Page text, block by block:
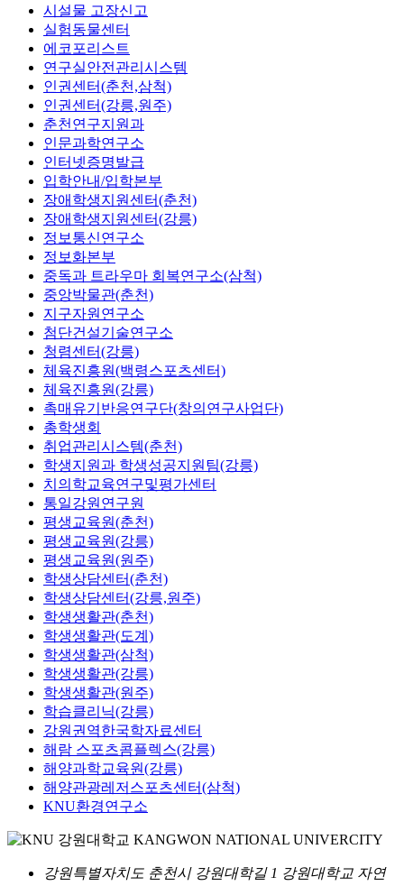
시설물 고장신고
실험동물센터
에코포리스트
연구실안전관리시스템
인권센터(춘천,삼척)
인권센터(강릉,원주)
춘천연구지원과
인문과학연구소
인터넷증명발급
입학안내/입학본부
장애학생지원센터(춘천)
장애학생지원센터(강릉)
정보통신연구소
정보화본부
중독과 트라우마 회복연구소(삼척)
중앙박물관(춘천)
지구자원연구소
첨단건설기술연구소
청렴센터(강릉)
체육진흥원(백령스포츠센터)
체육진흥원(강릉)
촉매유기반응연구단(창의연구사업단)
총학생회
취업관리시스템(춘천)
학생지원과 학생성공지원팀(강릉)
치의학교육연구및평가센터
통일강원연구원
평생교육원(춘천)
평생교육원(강릉)
평생교육원(원주)
학생상담센터(춘천)
학생상담센터(강릉,원주)
학생생활관(춘천)
학생생활관(도계)
학생생활관(삼척)
학생생활관(강릉)
학생생활관(원주)
학습클리닉(강릉)
강원권역한국학자료센터
해람 스포츠콤플렉스(강릉)
해양과학교육원(강릉)
해양관광레저스포츠센터(삼척)
KNU환경연구소
강원특별자치도 춘천시 강원대학길 1 강원대학교 자연